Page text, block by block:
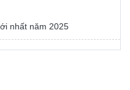
nhất năm 2025